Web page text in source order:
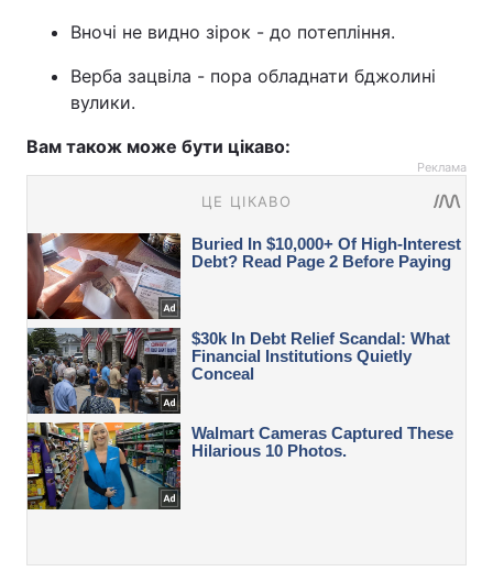
Вночі не видно зірок - до потепління.
Верба зацвіла - пора обладнати бджолині
вулики.
Вам також може бути цікаво:
Реклама